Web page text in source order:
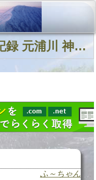
日記の検索 [タグ:山行記録 元浦川 神威岳 神威岳南面直登沢] 01～01(01件中)
ふ～ちゃん